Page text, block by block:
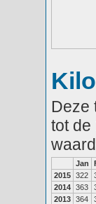
Deze
tot de
Jan
2015 322
2014 363
2013 364